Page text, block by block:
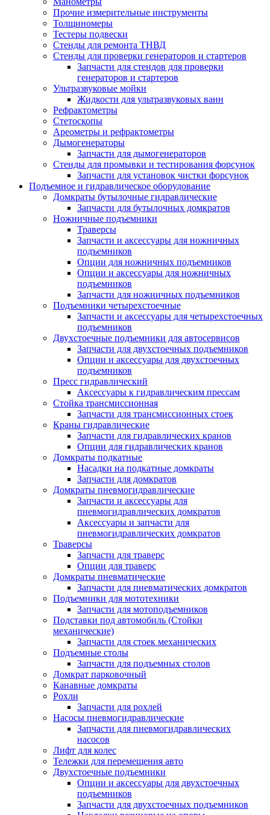
Прочие измерительные инструменты
Толщиномеры
Тестеры подвески
Стенды для ремонта ТНВД
Стенды для проверки генераторов и стартеров
Запчасти для стендов для проверки
генераторов и стартеров
Ультразвуковые мойки
Жидкости для ультразвуковых ванн
Рефрактометры
Стетоскопы
Ареометры и рефрактометры
Дымогенераторы
Запчасти для дымогенераторов
Стенды для промывки и тестирования форсунок
Запчасти для установок чистки форсунок
Подъемное и гидравлическое оборудование
Домкраты бутылочные гидравлические
Запчасти для бутылочных домкратов
Ножничные подъемники
Траверсы
Запчасти и аксессуары для ножничных
подъемников
Опции для ножничных подъемников
Опции и аксессуары для ножничных
подъемников
Запчасти для ножничных подъемников
Подъемники четырехстоечные
Запчасти и аксессуары для четырехстоечных
подъемников
Двухстоечные подъемники для автосервисов
Запчасти для двухстоечных подъемников
Опции и аксессуары для двухстоечных
подъемников
Пресс гидравлический
Аксессуары к гидравлическим прессам
Стойка трансмиссионная
Запчасти для трансмиссионных стоек
Краны гидравлические
Запчасти для гидравлических кранов
Опции для гидравлических кранов
Домкраты подкатные
Насадки на подкатные домкраты
Запчасти для домкратов
Домкраты пневмогидравлические
Запчасти и аксессуары для
пневмогидравлических домкратов
Аксессуары и запчасти для
пневмогидравлических домкратов
Траверсы
Запчасти для траверс
Опции для траверс
Домкраты пневматические
Запчасти для пневматических домкратов
Подъемники для мототехники
Запчасти для мотоподъемников
Подставки под автомобиль (Стойки
механические)
Запчасти для стоек механических
Подъемные столы
Запчасти для подъемных столов
Домкрат парковочный
Канавные домкраты
Рохли
Запчасти для рохлей
Насосы пневмогидравлические
Запчасти для пневмогидравлических
насосов
Лифт для колес
Тележки для перемещения авто
Двухстоечные подъемники
Опции и аксессуары для двухстоечных
подъемников
Запчасти для двухстоечных подъемников